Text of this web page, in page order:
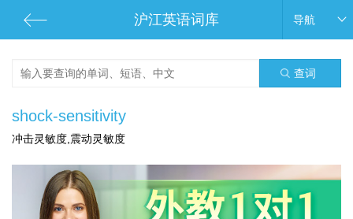
沪江英语词库 导航
查词
shock-sensitivity
冲击灵敏度,震动灵敏度